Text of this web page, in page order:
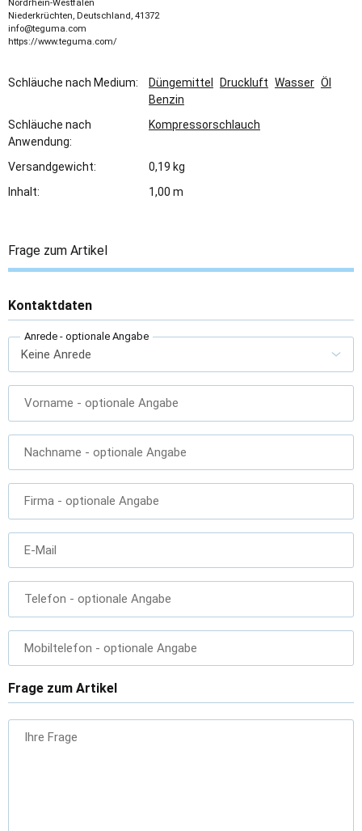
Nordrhein-Westfalen
Niederkrüchten, Deutschland, 41372
info@teguma.com
https://www.teguma.com/
Schläuche nach Medium: Düngemittel Druckluft Wasser Öl
Benzin
Schläuche nach
Anwendung:
Kompressorschlauch
Versandgewicht:
0,19 kg
Inhalt:
1,00 m
Frage zum Artikel
Kontaktdaten
Anrede - optionale Angabe
Vorname - optionale Angabe
Nachname - optionale Angabe
Firma - optionale Angabe
E-Mail
Telefon - optionale Angabe
Mobiltelefon - optionale Angabe
Frage zum Artikel
Ihre Frage